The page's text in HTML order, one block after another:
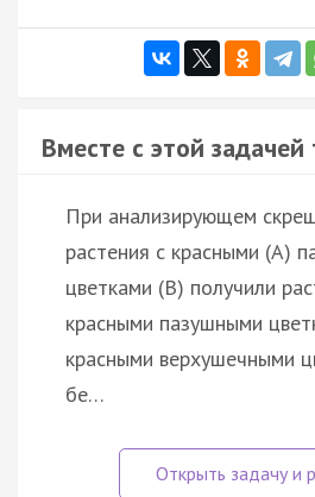
Вместе с этой
При анализирующем
растения с красными (А)
цветками (В) получили
красными пазушными
красными верхушечными
бе…